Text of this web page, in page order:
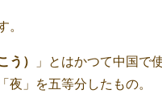
。
う） 」とはかつて中国で
夜」を五等分したもの。